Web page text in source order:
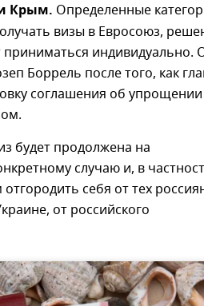
Крым. Определенные
визы в Евросоюз,
индивидуально.
Боррель после того, как
соглашения об упрощении
будет продолжена на
случаю и, в
себя от тех
от российского